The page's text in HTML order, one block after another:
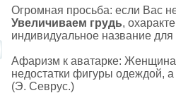
Огромная просьба: если Вас
Увеличиваем грудь,
индивидуальное название
Афаризм к аватарке: Женщина
недостатки фигуры одеждой,
(Э. Севрус.)